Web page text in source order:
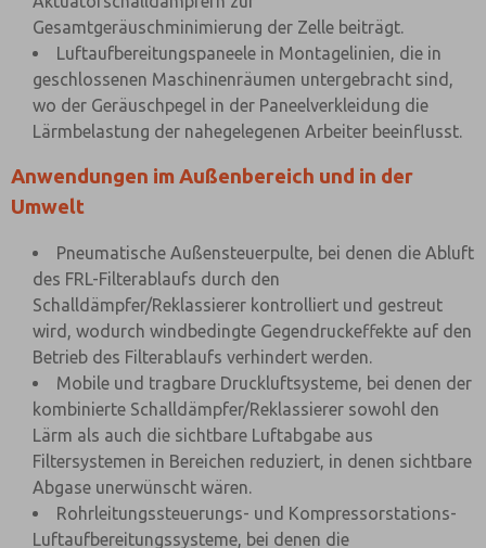
Gesamtgeräuschminimierung der Zelle beiträgt.
Luftaufbereitungspaneele in Montagelinien, die in
geschlossenen Maschinenräumen untergebracht sind,
wo der Geräuschpegel in der Paneelverkleidung die
Lärmbelastung der nahegelegenen Arbeiter beeinflusst.
Anwendungen im Außenbereich und in der
Umwelt
Pneumatische Außensteuerpulte, bei denen die Abluft
des FRL-Filterablaufs durch den
Schalldämpfer/Reklassierer kontrolliert und gestreut
wird, wodurch windbedingte Gegendruckeffekte auf den
Betrieb des Filterablaufs verhindert werden.
Mobile und tragbare Druckluftsysteme, bei denen der
kombinierte Schalldämpfer/Reklassierer sowohl den
Lärm als auch die sichtbare Luftabgabe aus
Filtersystemen in Bereichen reduziert, in denen sichtbare
Abgase unerwünscht wären.
Rohrleitungssteuerungs- und Kompressorstations-
Luftaufbereitungssysteme, bei denen die